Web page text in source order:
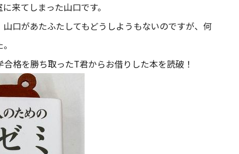
来てしまった山口です。
口があたふたしてもどうしようもないのですが、何
格を勝ち取ったT君からお借りした本を読破！